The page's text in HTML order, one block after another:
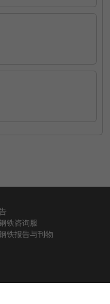
铁咨询服
铁报告与刊物